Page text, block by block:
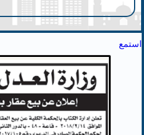
استمع